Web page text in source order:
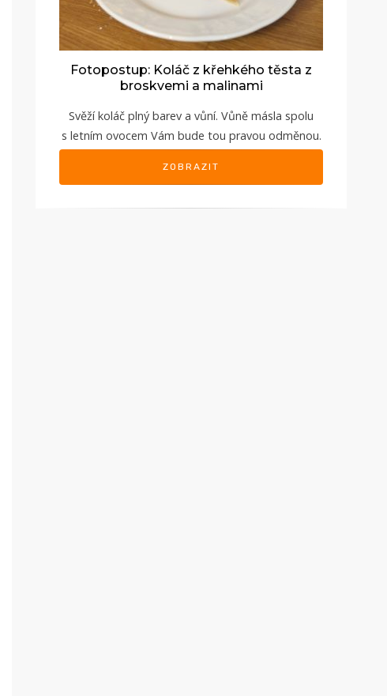
Fotopostup: Koláč z křehkého těsta z
broskvemi a malinami
Svěží koláč plný barev a vůní. Vůně másla spolu
s letním ovocem Vám bude tou pravou odměnou.
ZOBRAZIT